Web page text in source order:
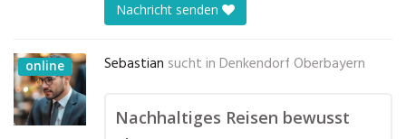
Nachricht senden
online Sebastian sucht in Denkendorf Oberbayern
Nachhaltiges Reisen bewusst